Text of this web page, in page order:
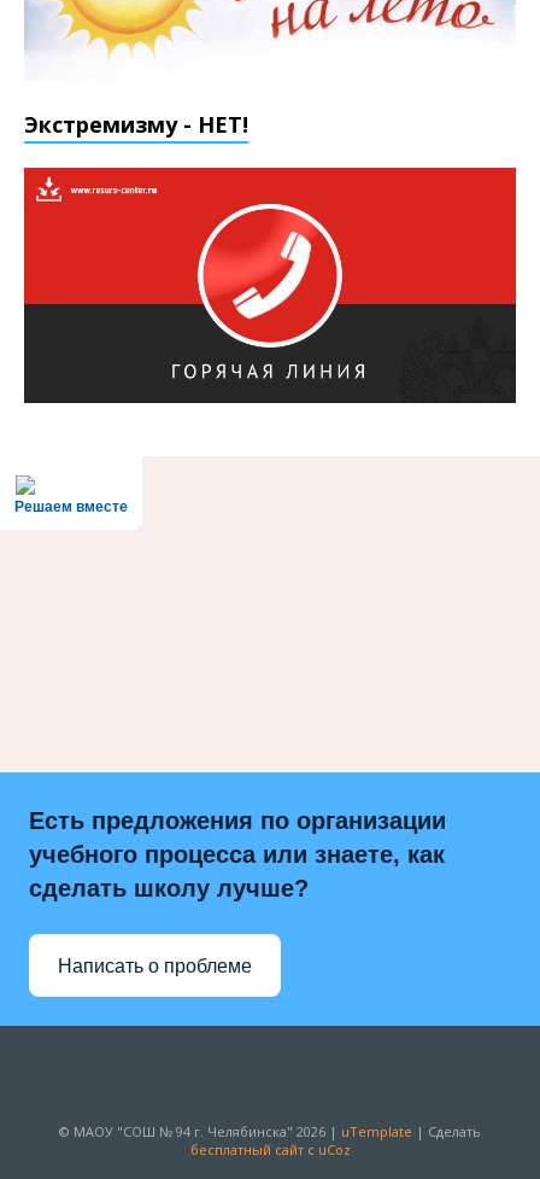
Экстремизму - НЕТ!
Решаем вместе
Есть предложения по организации
учебного процесса или знаете, как
сделать школу лучше?
Написать о проблеме
© МАОУ "СОШ № 94 г. Челябинска" 2026 | uTemplate | Сделать
бесплатный сайтс uCoz